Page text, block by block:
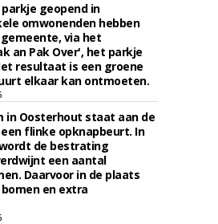
parkje geopend in
omwonenden hebben
via het
an Pak Over', het parkje
resultaat is een groene
elkaar kan ontmoeten.
in Oosterhout staat aan de
flinke opknapbeurt. In
de bestrating
een aantal
Daarvoor in de plaats
en extra